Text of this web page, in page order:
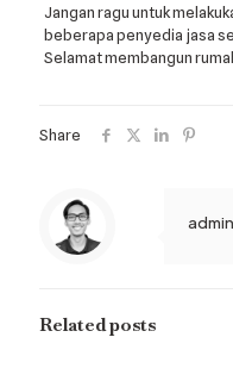
Jangan ragu untuk
beberapa penyedia jasa
Selamat membangun
Share
admin
Related posts